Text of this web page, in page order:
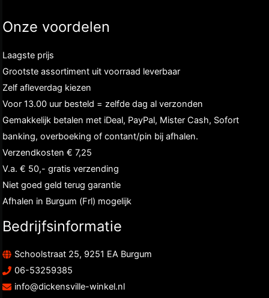
Onze voordelen
Laagste prijs
Grootste assortiment uit voorraad leverbaar
Zelf afleverdag kiezen
Voor 13.00 uur besteld = zelfde dag al verzonden
Gemakkelijk betalen met iDeal, PayPal, Mister Cash, Sofort
banking, overboeking of contant/pin bij afhalen.
Verzendkosten € 7,25
V.a. € 50,- gratis verzending
Niet goed geld terug garantie
Afhalen in Burgum (Frl) mogelijk
Bedrijfsinformatie
Schoolstraat 25, 9251 EA Burgum
06-53259385
info@dickensville-winkel.nl